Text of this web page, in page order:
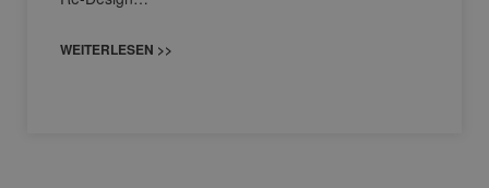
WEITERLESEN >>